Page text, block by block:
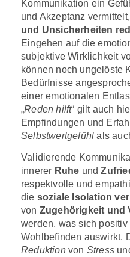
Kommunikation ein
und Akzeptanz
und Unsicherheiten
Eingehen auf die
subjektive Wirklichkeit
können noch ungelöste
Bedürfnisse
einer emotionalen
„Reden hilft“ gilt auch
Empfindungen und
Selbstwertgefühlals
Validierende
innerer Ruhe und
respektvolle und
die soziale Isolation
von Zugehörigkeit und
werden, was sich
Wohlbefinden auswirkt.
Reduktion von Stress